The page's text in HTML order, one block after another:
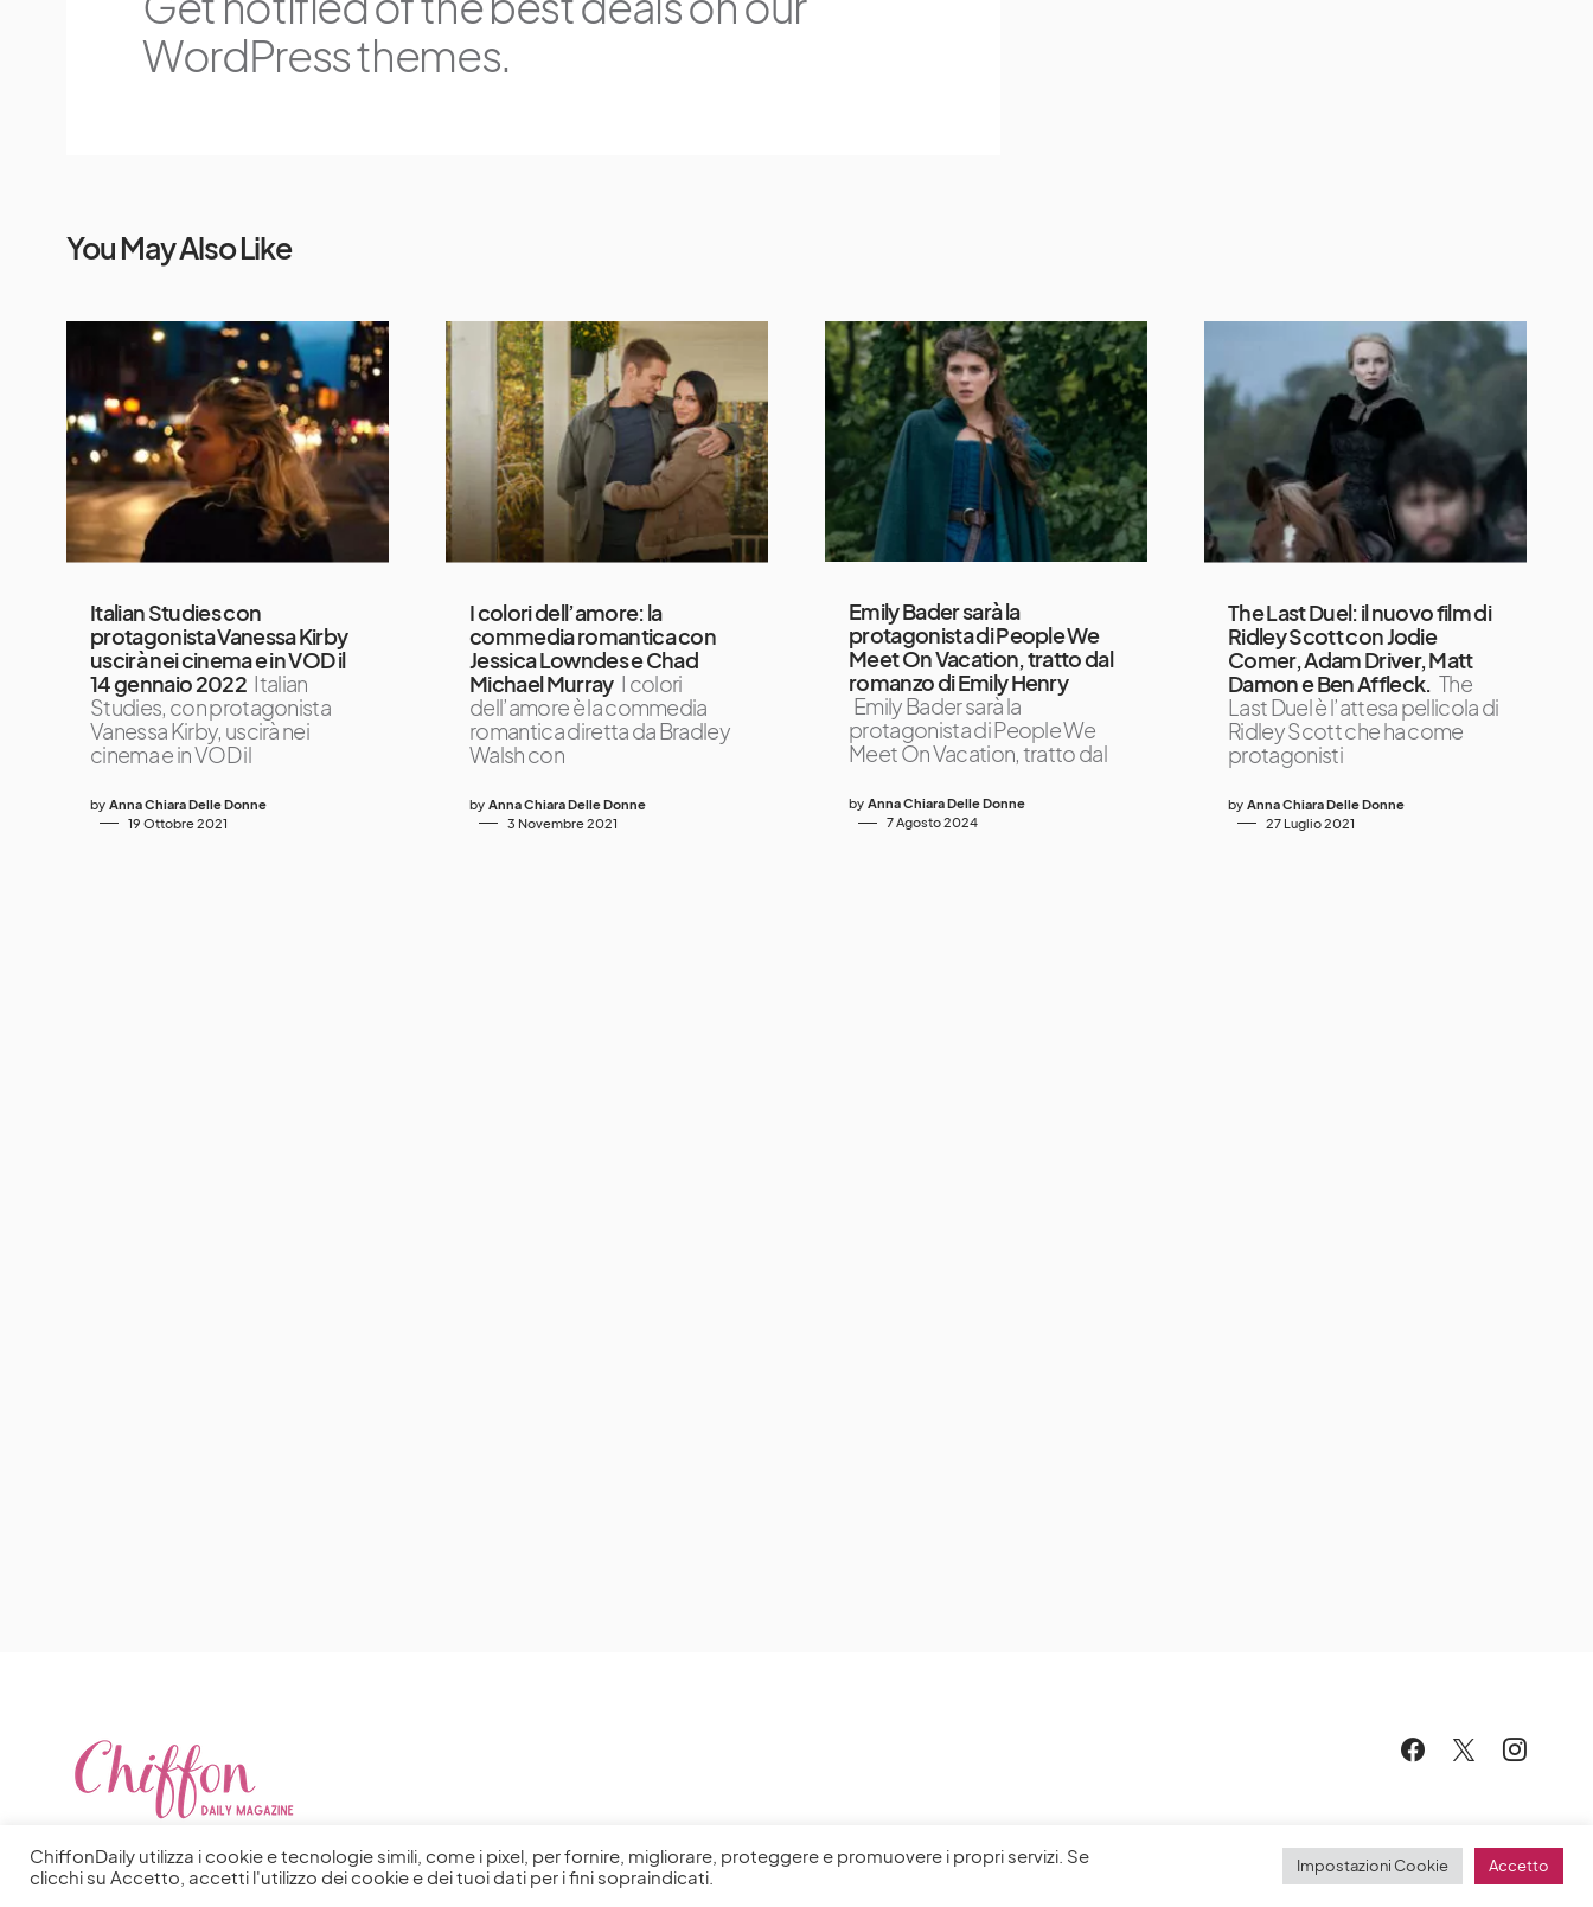
WordPress themes.
You May Also Like
Italian Studies con
protagonista Vanessa Kirby
uscirà nei cinema e in VOD il
14 gennaio 2022 Italian
Studies, con protagonista
Vanessa Kirby, uscirà nei
cinema e in VOD il
by Anna Chiara Delle Donne
19 Ottobre 2021
I colori dell’amore: la
commedia romantica con
Jessica Lowndes e Chad
Michael Murray I colori
dell’amore è la commedia
romantica diretta da Bradley
Walsh con
by Anna Chiara Delle Donne
3 Novembre 2021
Emily Bader sarà la
protagonista di People We
Meet On Vacation, tratto dal
romanzo di Emily Henry
Emily Bader sarà la
protagonista di People We
Meet On Vacation, tratto dal
by Anna Chiara Delle Donne
7 Agosto 2024
The Last Duel: il nuovo film di
Ridley Scott con Jodie
Comer, Adam Driver, Matt
Damon e Ben Affleck. The
Last Duel è l’attesa pellicola di
Ridley Scott che ha come
protagonisti
by Anna Chiara Delle Donne
27 Luglio 2021
ChiffonDaily utilizza i cookie e tecnologie simili, come i pixel, per fornire, migliorare, proteggere e promuovere i propri servizi. Se
clicchi su Accetto, accetti l'utilizzo dei cookie e dei tuoi dati per i fini sopraindicati.
Impostazioni Cookie Accetto